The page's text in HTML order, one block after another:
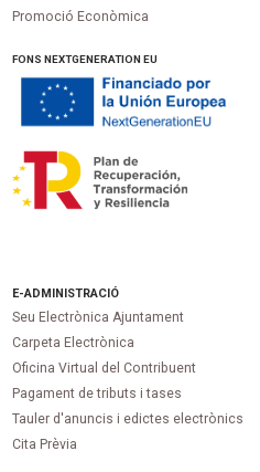
Promoció Econòmica
FONS NEXTGENERATION EU
E-ADMINISTRACIÓ
Seu Electrònica Ajuntament
Carpeta Electrònica
Oficina Virtual del Contribuent
Pagament de tributs i tases
Tauler d'anuncis i edictes electrònics
Cita Prèvia